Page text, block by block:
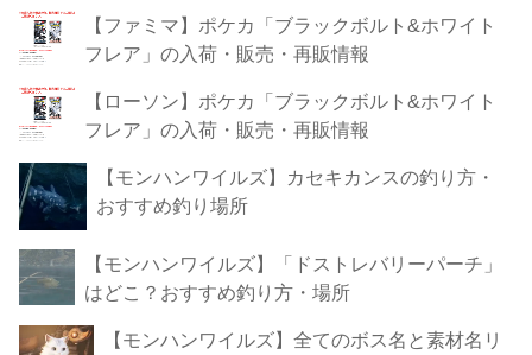
【ファミマ】ポケカ「ブラックボルト&ホワイト
フレア」の入荷・販売・再販情報
【ローソン】ポケカ「ブラックボルト&ホワイト
フレア」の入荷・販売・再販情報
【モンハンワイルズ】カセキカンスの釣り方・
おすすめ釣り場所
【モンハンワイルズ】「ドストレバリーパーチ」
はどこ？おすすめ釣り方・場所
【モンハンワイルズ】全てのボス名と素材名リ